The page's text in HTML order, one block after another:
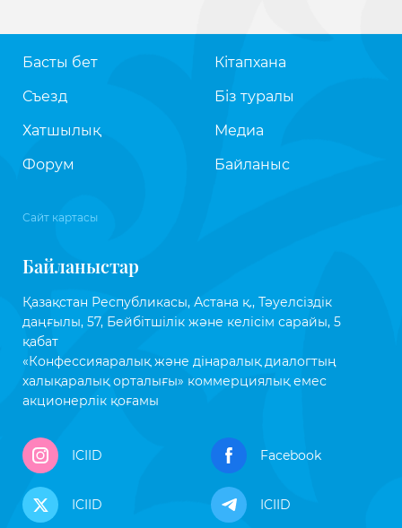
Басты бет
Съезд
Хатшылық
Форум
Кітапхана
Біз туралы
Медиа
Байланыс
Сайт картасы
Байланыстар
Қазақстан Республикасы, Астана қ., Тәуелсіздік
даңғылы, 57, Бейбітшілік және келісім сарайы, 5
қабат
«Конфессияаралық және дінаралық диалогтың
халықаралық орталығы» коммерциялық емес
акционерлік қоғамы
ICIID Facebook
ICIID ICIID